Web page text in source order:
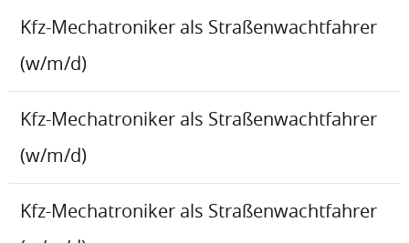
Kfz-Mechatroniker als Straßenwachtfahrer
(w/m/d)
Kfz-Mechatroniker als Straßenwachtfahrer
(w/m/d)
Kfz-Mechatroniker als Straßenwachtfahrer